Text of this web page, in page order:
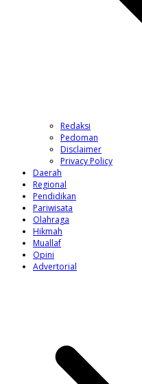
Redaksi
Pedoman
Disclaimer
Privacy Policy
Daerah
Regional
Pendidikan
Pariwisata
Olahraga
Hikmah
Muallaf
Opini
Advertorial